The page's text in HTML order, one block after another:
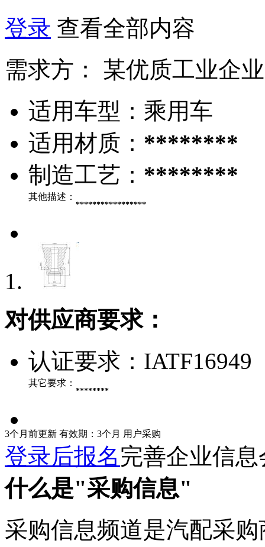
登录 查看全部内容
需求方：
某优质工业企业
适用车型： 乘用车
适用材质： ********
制造工艺： ********
其他描述：
*****************
对供应商要求：
认证要求： IATF16949
其它要求：
********
3个月前更新 有效期：3个月 用户采购
登录后报名完善企业信
什么是"采购信息"
采购信息频道是汽配采